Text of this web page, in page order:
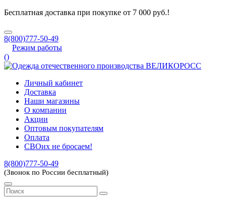
Бесплатная доставка при покупке от 7 000 руб.!
8(800)777-50-49
Режим работы
()
Личный кабинет
Доставка
Наши магазины
О компании
Акции
Оптовым покупателям
Оплата
СВОих не бросаем!
8(800)777-50-49
(Звонок по России бесплатный)